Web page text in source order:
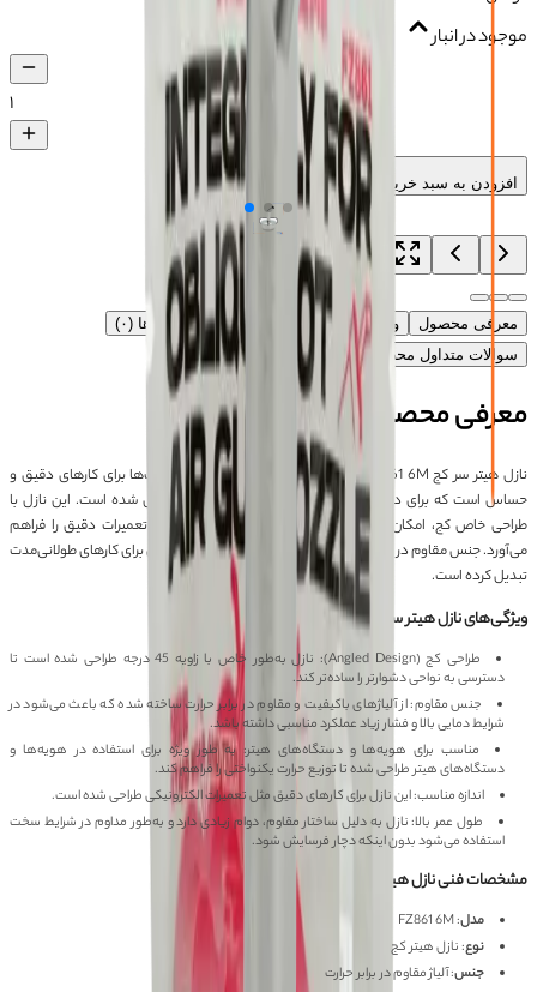
موجود در انبار
۱
افزودن به سبد خرید
معرفی محصول ویژگی‌های محصول آموزش
دیدگاه‌ها (۰)
سوالات متداول محصول
معرفی محصول
نازل هیتر سر کج TRIBE TOOL FZ861 6M یکی از بهترین انتخاب‌ها برای کارهای دقیق و
حساس است که برای دستگاه‌های هیتر و هویه‌های حرفه‌ای طراحی شده است. این نازل با
طراحی خاص کج، امکان دسترسی به نقاط سخت‌دسترس و انجام تعمیرات دقیق را فراهم
می‌آورد. جنس مقاوم در برابر حرارت و فشار بالا، آن را به گزینه‌ای ایده‌آل برای کارهای طولانی‌مدت
تبدیل کرده است.
ویژگی‌های نازل هیتر سر کج TRIBE TOOL FZ861 6M
طراحی کج (Angled Design): نازل به‌طور خاص با زاویه 45 درجه طراحی شده است تا
دسترسی به نواحی دشوارتر را ساده‌تر کند.
جنس مقاوم: از آلیاژهای باکیفیت و مقاوم در برابر حرارت ساخته شده که باعث می‌شود در
شرایط دمایی بالا و فشار زیاد عملکرد مناسبی داشته باشد.
مناسب برای هویه‌ها و دستگاه‌های هیتر: به طور ویژه برای استفاده در هویه‌ها و
دستگاه‌های هیتر طراحی شده تا توزیع حرارت یکنواختی را فراهم کند.
اندازه مناسب: این نازل برای کارهای دقیق مثل تعمیرات الکترونیکی طراحی شده است.
طول عمر بالا: نازل به دلیل ساختار مقاوم، دوام زیادی دارد و به‌طور مداوم در شرایط سخت
استفاده می‌شود بدون اینکه دچار فرسایش شود.
مشخصات فنی نازل هیتر سر کج TRIBE TOOL FZ861 6M
مدل: FZ861 6M
نوع: نازل هیتر کج
جنس: آلیاژ مقاوم در برابر حرارت